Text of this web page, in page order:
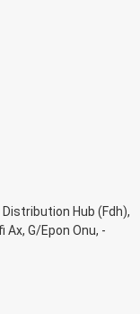
Distribution Hub (Fdh),
Ax, G/Epon Onu, -